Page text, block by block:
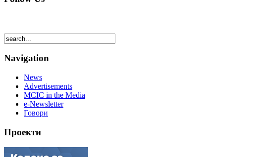
Navigation
News
Advertisements
MCIC in the Media
e-Newsletter
Говори
Проекти